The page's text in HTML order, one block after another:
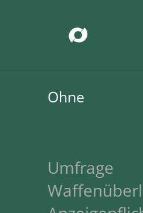
Ohne
Umfrage